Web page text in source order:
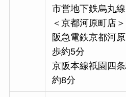
市営地下鉄烏丸
＜京都河原町店＞
阪急電鉄京都河
歩約5分
京阪本線祇園四
約8分